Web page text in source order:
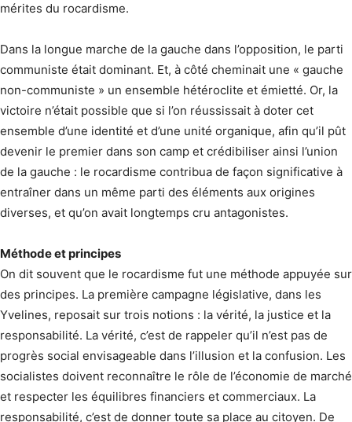
mérites du rocardisme.
Dans la longue marche de la gauche dans l’opposition, le parti
communiste était domi­nant. Et, à côté cheminait une « gauche
non-communiste » un ensemble hétéroclite et émietté. Or, la
victoire n’était possible que si l’on réussissait à doter cet
ensemble d’une identité et d’une unité organique, afin qu’il pût
devenir le premier dans son camp et crédibiliser ainsi l’union
de la gauche : le rocardisme contribua de façon significative à
entraîner dans un même parti des éléments aux origines
diverses, et qu’on avait longtemps cru antagonistes.
Méthode et principes
On dit souvent que le rocardisme fut une méthode appuyée sur
des principes. La première campagne législative, dans les
Yvelines, reposait sur trois notions : la vérité, la justice et la
responsabilité. La vérité, c’est de rappeler qu’il n’est pas de
progrès social envisageable dans l’illusion et la confusion. Les
socialistes doivent reconnaître le rôle de l’économie de marché
et respecter les équilibres financiers et commerciaux. La
responsabilité, c’est de donner toute sa place au citoyen. De